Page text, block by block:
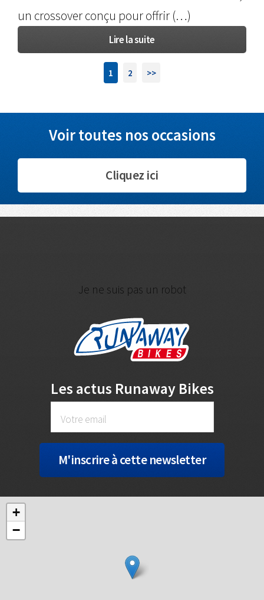
un crossover conçu pour offrir (…)
Lire la suite
1 2 >>
Voir toutes nos occasions
Cliquez ici
Je ne suis pas un robot
Les actus Runaway Bikes
+
−